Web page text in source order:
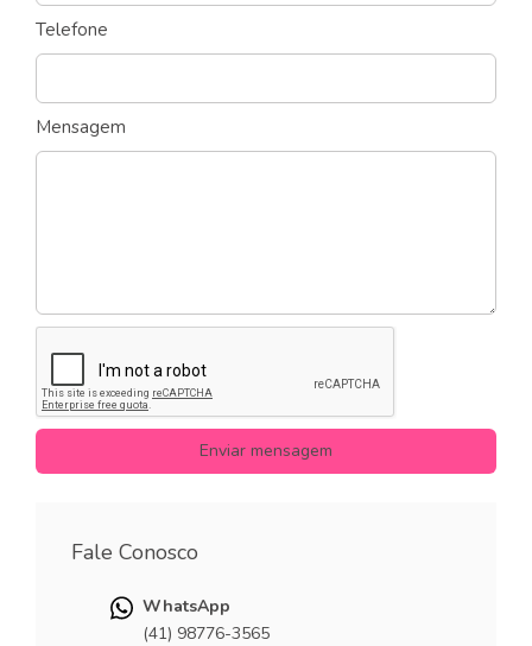
Telefone
Mensagem
Enviar mensagem
Fale Conosco
WhatsApp
(41) 98776-3565